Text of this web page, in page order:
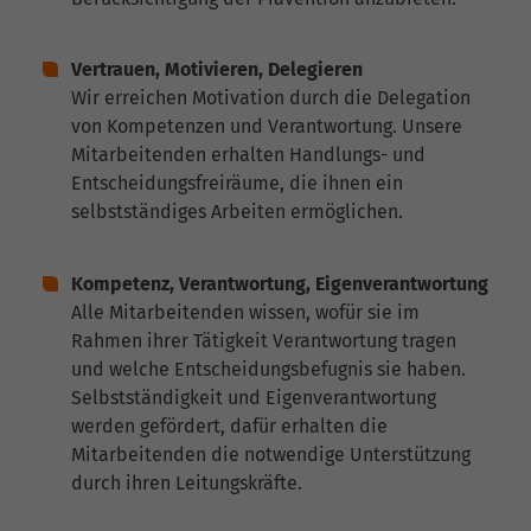
Vertrauen, Motivieren, Delegieren
Wir erreichen Motivation durch die Delegation
von Kompetenzen und Verantwortung. Unsere
Mitarbeitenden erhalten Handlungs- und
Entscheidungsfreiräume, die ihnen ein
selbstständiges Arbeiten ermöglichen.
Kompetenz, Verantwortung, Eigenverantwortung
Alle Mitarbeitenden wissen, wofür sie im
Rahmen ihrer Tätigkeit Verantwortung tragen
und welche Entscheidungsbefugnis sie haben.
Selbstständigkeit und Eigenverantwortung
werden gefördert, dafür erhalten die
Mitarbeitenden die notwendige Unterstützung
durch ihren Leitungskräfte.